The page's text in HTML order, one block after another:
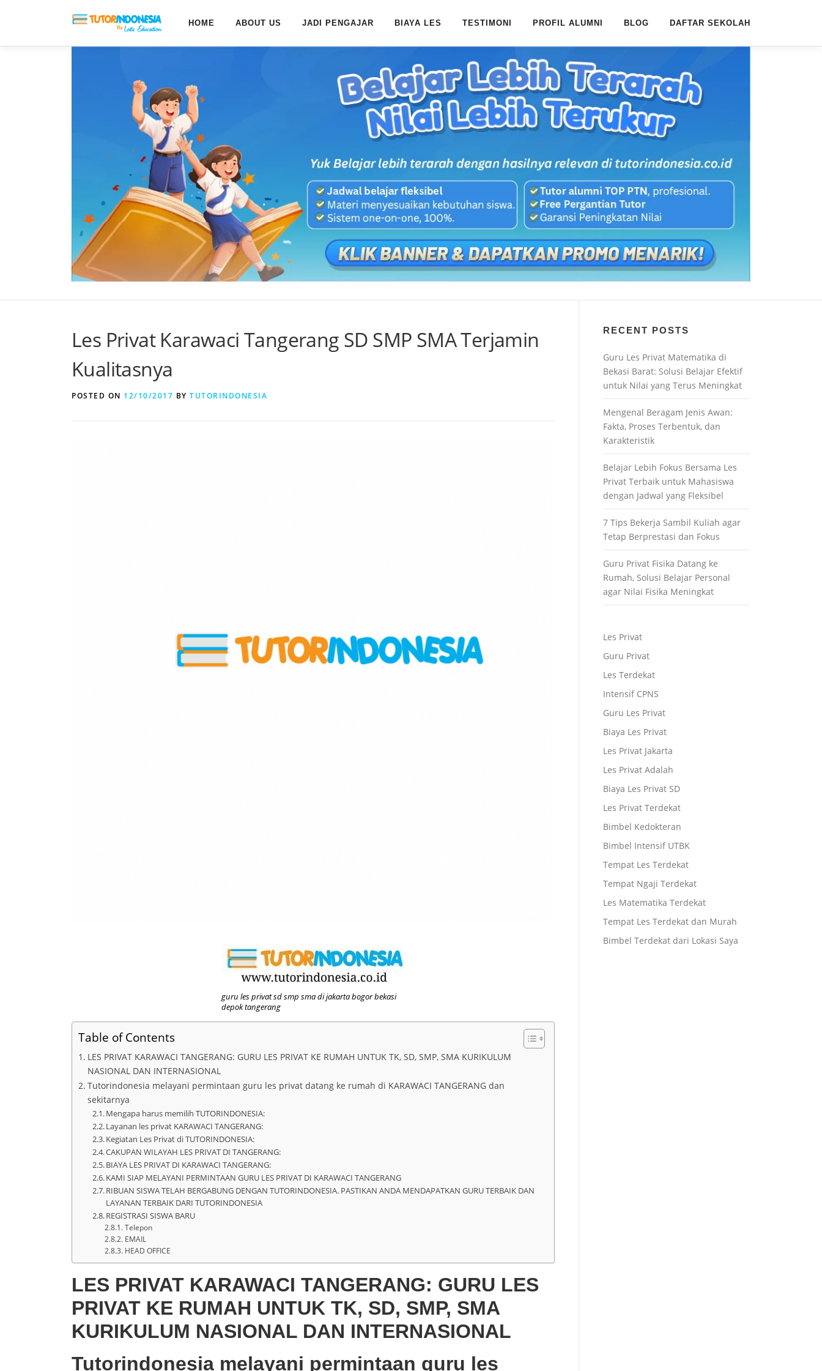
HOME ABOUT US JADI PENGAJAR BIAYA LES TESTIMONI PROFIL ALUMNI BLOG DAFTAR SEKOLAH
Les Privat Karawaci Tangerang SD SMP SMA Terjamin
Kualitasnya
POSTED ON 12/10/2017 BY TUTORINDONESIA
guru les privat sd smp sma di jakarta bogor bekasi
depok tangerang
Table of Contents
LES PRIVAT KARAWACI TANGERANG: GURU LES PRIVAT KE RUMAH UNTUK TK, SD, SMP, SMA KURIKULUM
NASIONAL DAN INTERNASIONAL
Tutorindonesia melayani permintaan guru les privat datang ke rumah di KARAWACI TANGERANG dan
sekitarnya
Mengapa harus memilih TUTORINDONESIA:
Layanan les privat KARAWACI TANGERANG:
Kegiatan Les Privat di TUTORINDONESIA:
CAKUPAN WILAYAH LES PRIVAT DI TANGERANG:
BIAYA LES PRIVAT DI KARAWACI TANGERANG:
KAMI SIAP MELAYANI PERMINTAAN GURU LES PRIVAT DI KARAWACI TANGERANG
RIBUAN SISWA TELAH BERGABUNG DENGAN TUTORINDONESIA. PASTIKAN ANDA MENDAPATKAN GURU TERBAIK DAN
LAYANAN TERBAIK DARI TUTORINDONESIA
REGISTRASI SISWA BARU
Telepon
EMAIL
HEAD OFFICE
LES PRIVAT KARAWACI TANGERANG: GURU LES
PRIVAT KE RUMAH UNTUK TK, SD, SMP, SMA
KURIKULUM NASIONAL DAN INTERNASIONAL
Tutorindonesia melayani permintaan guru les
RECENT POSTS
Guru Les Privat Matematika di
Bekasi Barat: Solusi Belajar Efektif
untuk Nilai yang Terus Meningkat
Mengenal Beragam Jenis Awan:
Fakta, Proses Terbentuk, dan
Karakteristik
Belajar Lebih Fokus Bersama Les
Privat Terbaik untuk Mahasiswa
dengan Jadwal yang Fleksibel
7 Tips Bekerja Sambil Kuliah agar
Tetap Berprestasi dan Fokus
Guru Privat Fisika Datang ke
Rumah, Solusi Belajar Personal
agar Nilai Fisika Meningkat
Les Privat
Guru Privat
Les Terdekat
Intensif CPNS
Guru Les Privat
Biaya Les Privat
Les Privat Jakarta
Les Privat Adalah
Biaya Les Privat SD
Les Privat Terdekat
Bimbel Kedokteran
Bimbel Intensif UTBK
Tempat Les Terdekat
Tempat Ngaji Terdekat
Les Matematika Terdekat
Tempat Les Terdekat dan Murah
Bimbel Terdekat dari Lokasi Saya